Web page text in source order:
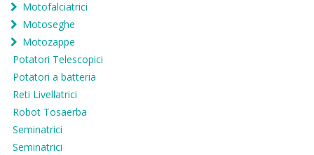
Motofalciatrici
Motoseghe
Motozappe
Potatori Telescopici
Potatori a batteria
Reti Livellatrici
Robot Tosaerba
Seminatrici
Seminatrici